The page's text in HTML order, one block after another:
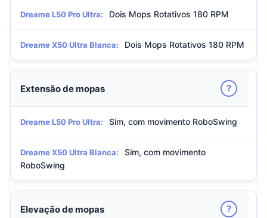
Dreame L50 Pro Ultra: Dois Mops Rotativos 180 RPM
Dreame X50 Ultra Blanca: Dois Mops Rotativos 180 RPM
Extensão de mopas ?
Dreame L50 Pro Ultra: Sim, com movimento RoboSwing
Dreame X50 Ultra Blanca:
Sim, com movimento
RoboSwing
Elevação de mopas ?